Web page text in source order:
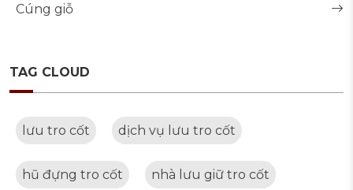
Cúng giỗ
TAG CLOUD
lưu tro cốt dịch vụ lưu tro cốt
hũ đựng tro cốt nhà lưu giữ tro cốt